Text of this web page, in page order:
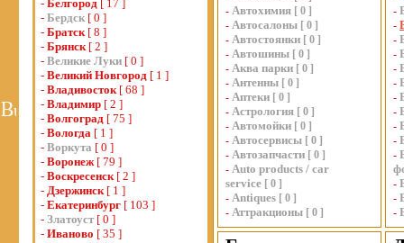
- Белгород [ 17 ]
- Бердск [ 0 ]
- Братск[ 8 ]
- Брянск[ 2 ]
- Великие Луки [ 0 ]
- Великий Новгород [ 1 ]
- Владивосток[ 68 ]
- Владимир [ 2 ]
- Волгоград [ 75 ]
- Вологда [ 1 ]
- Воркута [ 0 ]
- Воронеж[ 79 ]
- Воскресенск[ 2 ]
- Дзержинск[ 1 ]
- Екатеринбург [ 103 ]
- Златоуст [ 0 ]
- Иваново [ 35 ]
- Автохимия [ 0 ]
- Автосалоны [ 0 ]
- Автостоянки [ 0 ]
- Автошины [ 0 ]
- Аква парки [ 0 ]
- Антенны [ 0 ]
- Аптеки [ 0 ]
- Астрология [ 0 ]
- Автомойки [ 0 ]
- Автосервисы [ 0 ]
- Автозапчасти [ 0 ]
- Auto products / car
service [ 0 ]
- Antiques [ 0 ]
- Аттракционы [ 0 ]
-
-
-
-
-
-
-
-
-
-
-
-
-
-